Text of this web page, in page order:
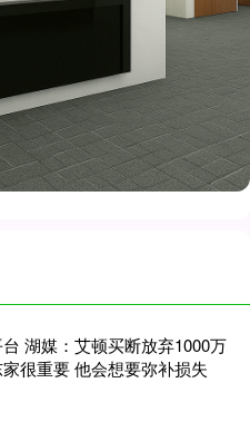
湖媒：艾顿买断放弃1000万
很重要 他会想要弥补损失